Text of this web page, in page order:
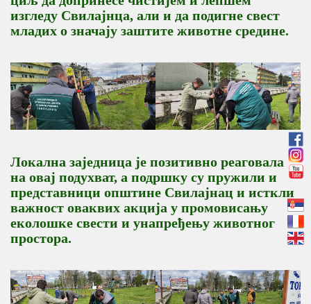
изгледу Свилајнца, али и да подигне свест
младих о значају заштите животне средине.
Локална заједница је позитивно реаговала
на овај подухват, а подршку су пружили и
представници општине Свилајнац и исткли
важност оваквих акција у промовисању
еколошке свести и унапређењу животног
простора.